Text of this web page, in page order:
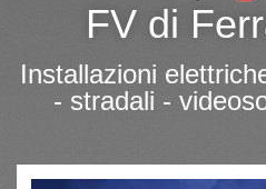
FV di
Installazioni
- stradali -